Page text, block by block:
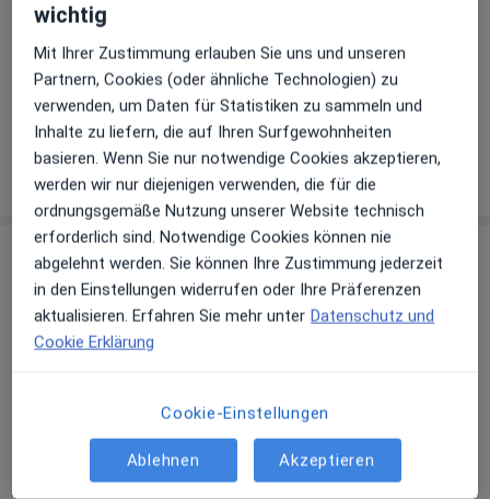
Frauenärztin (Gynäkologin)
25 Bewertungen
Caroline Kirschbaum
Frauenärztin (Gynäkologin)
18 Bewertungen
Praxis
Dr.med. Jasmin Fischer und Caroline Kirschbaum
Konrad-Adenauer-Allee 33, 86150 Augsburg
Versicherungen
wichtig
Mit Ihrer Zustimmung erlauben Sie uns und unseren
Partnern, Cookies (oder ähnliche Technologien) zu
verwenden, um Daten für Statistiken zu sammeln und
Inhalte zu liefern, die auf Ihren Surfgewohnheiten
basieren. Wenn Sie nur notwendige Cookies akzeptieren,
werden wir nur diejenigen verwenden, die für die
ordnungsgemäße Nutzung unserer Website technisch
erforderlich sind. Notwendige Cookies können nie
abgelehnt werden. Sie können Ihre Zustimmung jederzeit
in den Einstellungen widerrufen oder Ihre Präferenzen
aktualisieren. Erfahren Sie mehr unter Datenschutz und
Cookie Erklärung
Cookie-Einstellungen
Ablehnen Akzeptieren